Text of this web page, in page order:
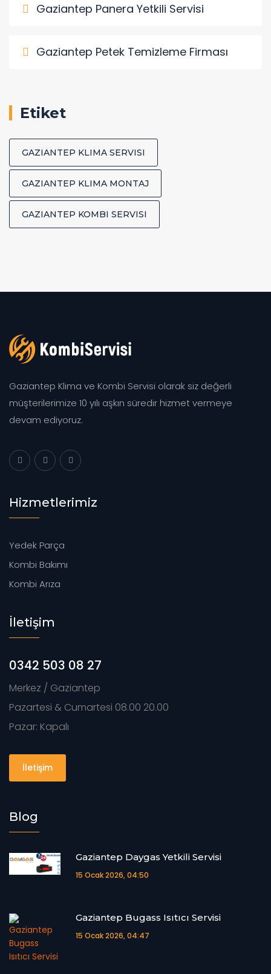
Gaziantep Panera Yetkili Servisi
Gaziantep Petek Temizleme Firması
Etiket
GAZIANTEP KLIMA SERVISI
GAZIANTEP KLIMA MONTAJ
GAZIANTEP KOMBI SERVISI
Gaziantep Klima ve Kombi Servisi olarak siz değerli
müşterilerimize 10 yılı aşkın süredir hizmet vermeye
devam ediyoruz.
Hizmetlerimiz
Yedek Parça
Kombi Bakımı
Kombi Arıza
İletişim
0342 503 08 27
Merkez / Gaziantep
Pazartesi & Cumartesi 08.00 20.00
Pazar: Kapalı
İletişim
Blog
Gaziantep Daygas Yetkili Servisi
15 Ocak 2026, 04:50
Gaziantep Bugass Isıtıcı Servisi
15 Ocak 2026, 04:47